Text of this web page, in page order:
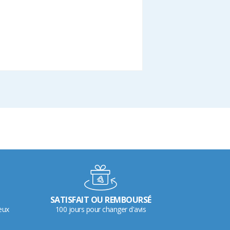
SATISFAIT OU REMBOURSÉ
100 jours pour changer d'avis